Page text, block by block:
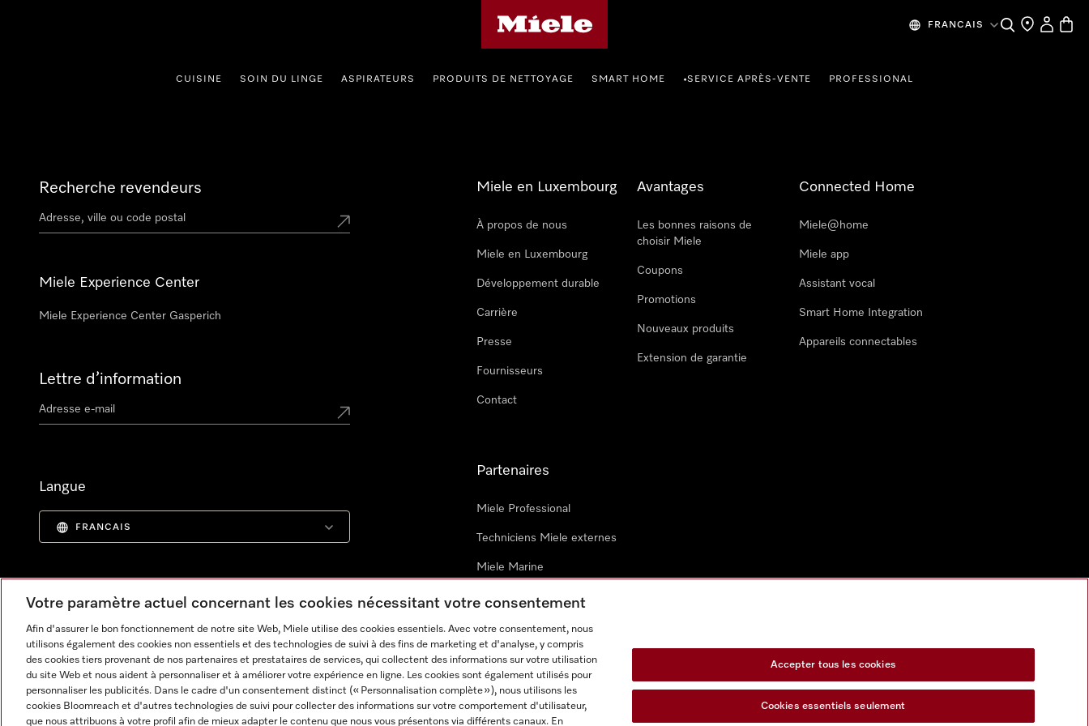
FRANCAIS Recherche
MesPanier
CUISINE SOIN DU LINGE ASPIRATEURS PRODUITS DE NETTOYAGE SMART HOME •SERVICE APRÈS-VENTE PROFESSIONAL
Recherche revendeurs
Miele Experience Center
Miele Experience Center Gasperich
Lettre d’information
Langue
FRANCAIS
Miele en Luxembourg
À propos de nous
Miele en Luxembourg
Développement durable
Carrière
Presse
Fournisseurs
Contact
Avantages
Les bonnes raisons de
choisir Miele
Coupons
Promotions
Nouveaux produits
Extension de garantie
Connected Home
Miele@home
Miele app
Assistant vocal
Smart Home Integration
Appareils connectables
Partenaires
Miele Professional
Techniciens Miele externes
Miele Marine
Architectes & promoteurs
Informations légales CGV Protection des données Conditions d’utilisation Déclaration d'accessibilité
Formulaire de rétractation
Votre paramètre actuel concernant les cookies nécessitant votre consentement
Afin d'assurer le bon fonctionnement de notre site Web, Miele utilise des cookies essentiels. Avec votre consentement, nous
utilisons également des cookies non essentiels et des technologies de suivi à des fins de marketing et d'analyse, y compris
des cookies tiers provenant de nos partenaires et prestataires de services, qui collectent des informations sur votre utilisation
du site Web et nous aident à personnaliser et à améliorer votre expérience en ligne. Les cookies sont également utilisés pour
personnaliser les publicités. Dans le cadre d'un consentement distinct (« Personnalisation complète »), nous utilisons les
cookies Bloomreach et d'autres technologies de suivi pour collecter des informations sur votre comportement d'utilisateur,
que nous attribuons à votre profil afin de mieux adapter le contenu que nous vous présentons via différents canaux. En
Accepter tous les cookies
Cookies essentiels seulement